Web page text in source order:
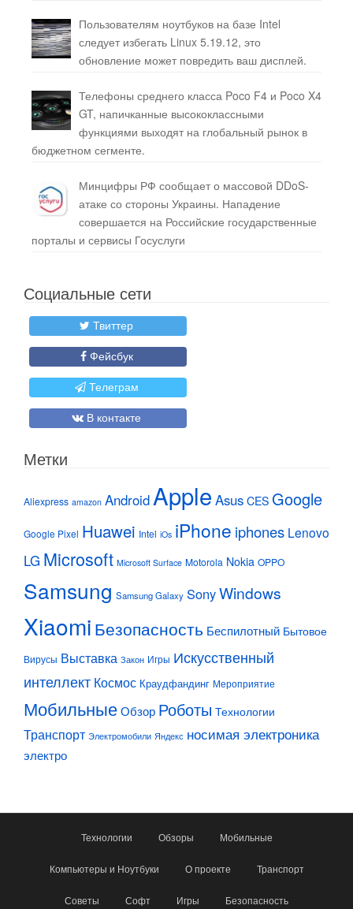
Пользователям ноутбуков на базе Intel
следует избегать Linux 5.19.12, это
обновление может повредить ваш дисплей.
Телефоны среднего класса Poco F4 и Poco X4
GT, напичканные высококлассными
функциями выходят на глобальный рынок в
бюджетном сегменте.
Минцифры РФ сообщает о массовой DDoS-
атаке со стороны Украины. Нападение
совершается на Российские государственные
порталы и сервисы Госуслуги
Социальные сети
Твиттер
Фейсбук
Телеграм
В контакте
Метки
Aliexpress amazon Android Apple Asus CES Google
Google Pixel Huawei Intel iOs iPhone iphones Lenovo
LG Microsoft Microsoft Surface Motorola Nokia OPPO
Samsung Samsung Galaxy SonyWindows
Xiaomi Безопасность Беспилотный Бытовое
Вирусы Выставка Закон Игры Искусственный
интеллект Космос Краудфандинг Мероприятие
МобильныеОбзор Роботы Технологии
Транспорт Электромобили Яндекс носимая электроника
электро
Технологии Обзоры Мобильные
Компьютеры и Ноутбуки О проекте Транспорт
Советы Софт Игры Безопасность